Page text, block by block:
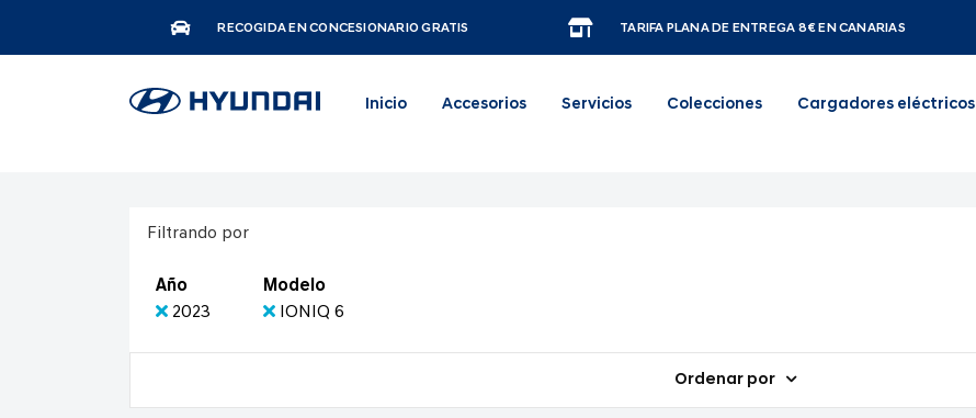
RECOGIDA EN CONCESIONARIO GRATIS TARIFA PLANA DE ENTREGA 8€ EN CANARIAS
Inicio Accesorios Servicios Colecciones Cargadores eléctricos
Filtrando por
Año
2023
Modelo
IONIQ 6
Ordenar por